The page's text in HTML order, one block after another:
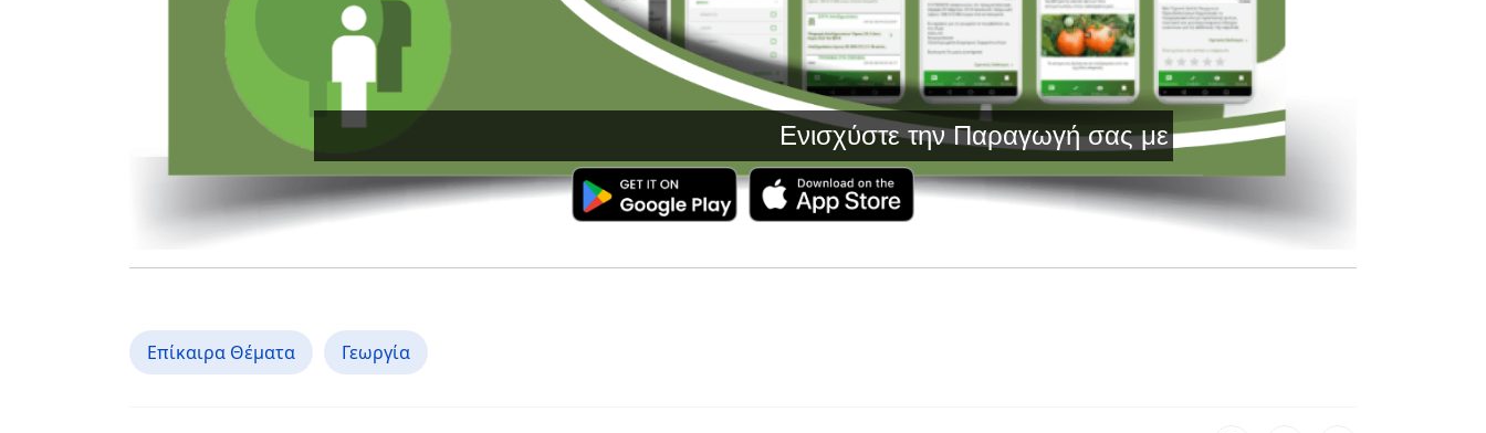
Ενισχύστε την Παραγωγή σας με Τεχνολογία Αιχμής και Έγκυρη
Επίκαιρα Θέματα Γεωργία